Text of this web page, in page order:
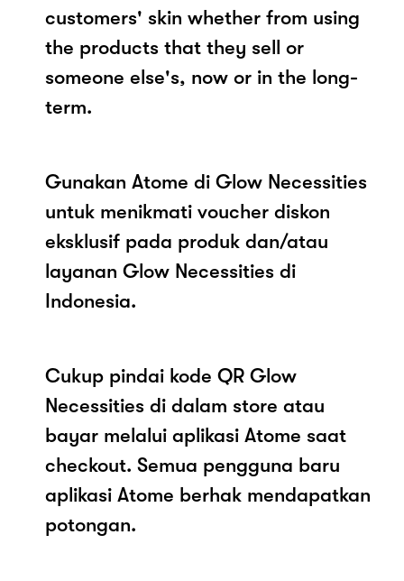
customers' skin whether from using
the products that they sell or
someone else's, now or in the long-
term.
Gunakan Atome di Glow Necessities
untuk menikmati voucher diskon
eksklusif pada produk dan/atau
layanan Glow Necessities di
Indonesia.
Cukup pindai kode QR Glow
Necessities di dalam store atau
bayar melalui aplikasi Atome saat
checkout. Semua pengguna baru
aplikasi Atome berhak mendapatkan
potongan.